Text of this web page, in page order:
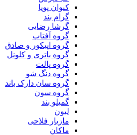
کیوان پویا
گرام بند
گرشا رضایی
گروه آفتاب
گروه اپیکور و صادق
گروه باتری و کلونل
گروه پالت
گروه دنگ شو
گروه سان دارک باند
گروه سون
گمیلو بند
مازیار فلاحی